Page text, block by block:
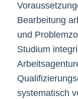
Bearbeitung
und
Studium
systematisch